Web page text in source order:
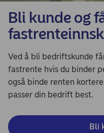
Bli kunde og
Ved å bli bedriftskunde
fastrente hvis du binder
også binde renten
passer din bedrift best.
Bli